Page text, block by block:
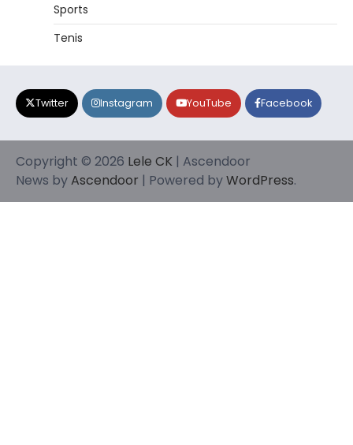
Sports
Tenis
Twitter Instagram YouTube Facebook
Copyright © 2026 Lele CK | Ascendoor
News byAscendoor | Powered byWordPress.